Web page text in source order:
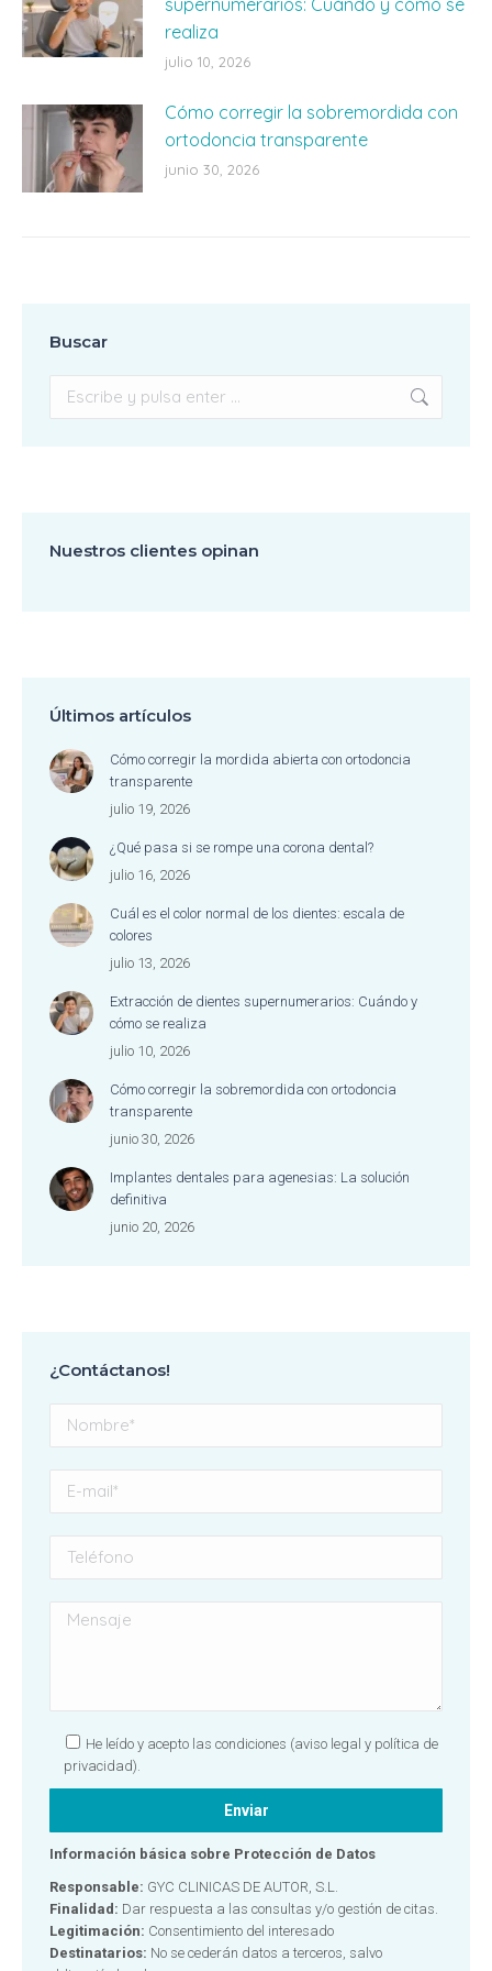
supernumerarios: Cuándo y cómo se
realiza
julio 10, 2026
Cómo corregir la sobremordida con
ortodoncia transparente
junio 30, 2026
Buscar
Nuestros clientes opinan
Últimos artículos
Cómo corregir la mordida abierta con ortodoncia
transparente
julio 19, 2026
¿Qué pasa si se rompe una corona dental?
julio 16, 2026
Cuál es el color normal de los dientes: escala de
colores
julio 13, 2026
Extracción de dientes supernumerarios: Cuándo y
cómo se realiza
julio 10, 2026
Cómo corregir la sobremordida con ortodoncia
transparente
junio 30, 2026
Implantes dentales para agenesias: La solución
definitiva
junio 20, 2026
¿Contáctanos!
He leído y acepto las condiciones (aviso legal y política de
privacidad).
Información básica sobre Protección de Datos
Responsable: GYC CLINICAS DE AUTOR, S.L.
Finalidad: Dar respuesta a las consultas y/o gestión de citas.
Legitimación: Consentimiento del interesado
Destinatarios: No se cederán datos a terceros, salvo